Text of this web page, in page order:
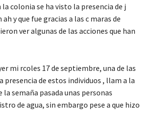
colonia se ha visto la presencia de j
ah y que fue gracias a las c maras de
ver algunas de las acciones que han
mi rcoles 17 de septiembre, una de las
presencia de estos individuos , llam a la
la semaña pasada unas personas
de agua, sin embargo pese a que hizo